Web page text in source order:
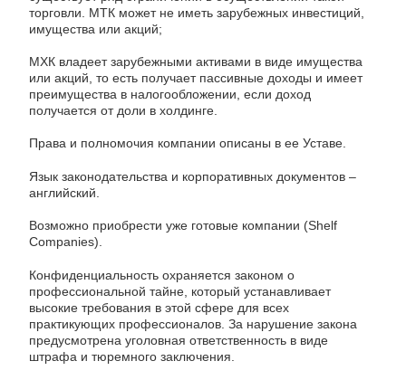
торговли. МТК может не иметь зарубежных инвестиций,
имущества или акций;
МХК владеет зарубежными активами в виде имущества
или акций, то есть получает пассивные доходы и имеет
преимущества в налогообложении, если доход
получается от доли в холдинге.
Права и полномочия компании описаны в ее Уставе.
Язык законодательства и корпоративных документов –
английский.
Возможно приобрести уже готовые компании (Shelf
Companies).
Конфиденциальность охраняется законом о
профессиональной тайне, который устанавливает
высокие требования в этой сфере для всех
практикующих профессионалов. За нарушение закона
предусмотрена уголовная ответственность в виде
штрафа и тюремного заключения.